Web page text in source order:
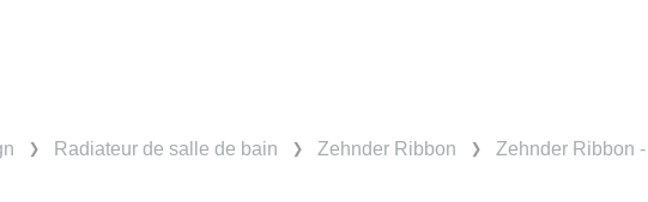
Radiateur de salle de bain Zehnder Ribbon
Zehnder Ribbon